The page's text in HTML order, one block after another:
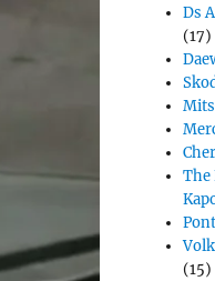
Ds
(17)
The
(15)